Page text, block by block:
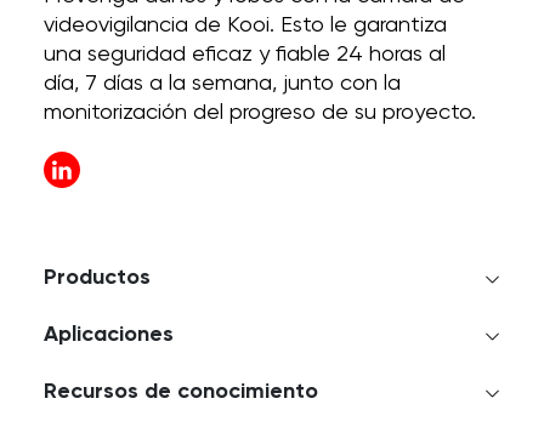
videovigilancia de Kooi. Esto le garantiza
una seguridad eficaz y fiable 24 horas al
día, 7 días a la semana, junto con la
monitorización del progreso de su proyecto.
Productos
Aplicaciones
Recursos de conocimiento